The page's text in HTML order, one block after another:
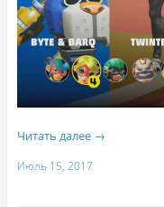
Читать далее →
Июль 15, 2017